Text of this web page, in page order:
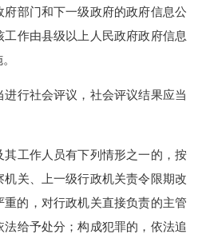
部门和下一级政府的政府信息公
作由县级以上人民政府政府信息
行社会评议，社会评议结果应当
作人员有下列情形之一的，按
关、上一级行政机关责令限期改
的，对行政机关直接负责的主管
法给予处分；构成犯罪的，依法追